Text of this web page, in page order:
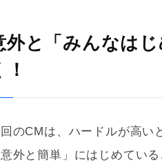
外と「みんなは
！
のCMは、ハードルが高い
意外と簡単」にはじめてい